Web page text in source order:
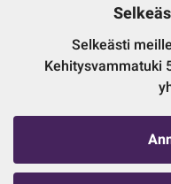
Selkeästi
Kehitysvammatuki